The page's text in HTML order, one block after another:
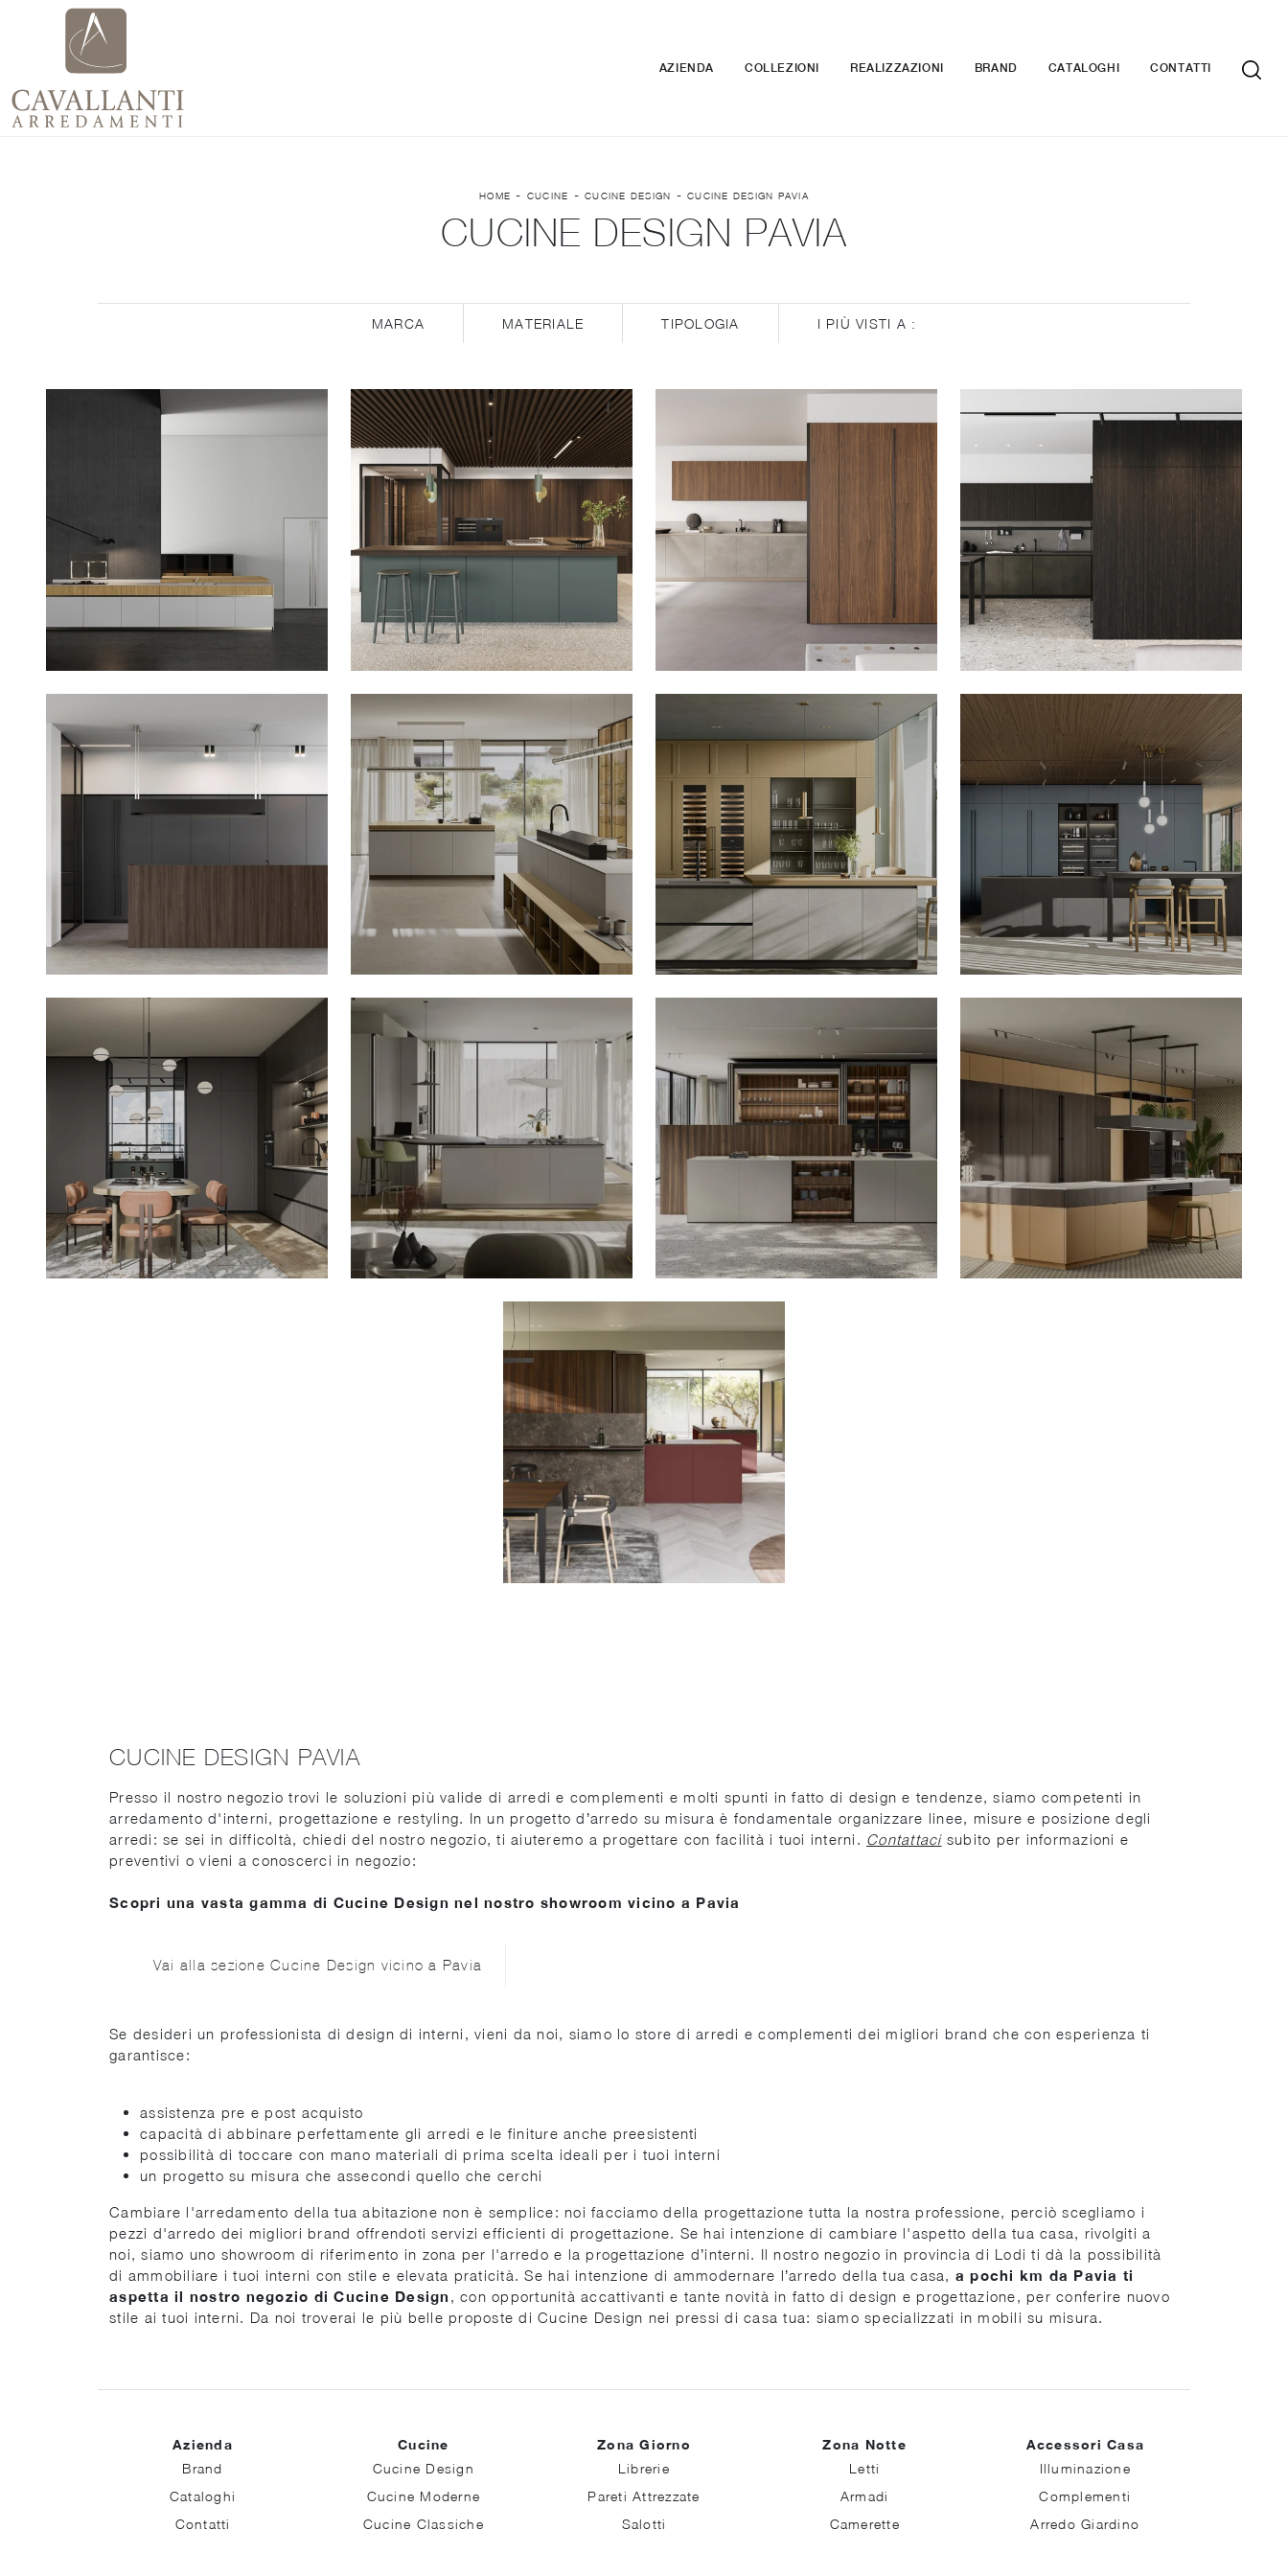
AZIENDA COLLEZIONI REALIZZAZIONI BRAND CATALOGHI CONTATTI
HOME - CUCINE -CUCINE DESIGN -CUCINE DESIGN PAVIA
CUCINE DESIGN PAVIA
MARCA MATERIALE TIPOLOGIA I PIÙ VISTI A :
CUCINE DESIGN PAVIA
Presso il nostro negozio trovi le soluzioni più valide di arredi e complementi e molti spunti in fatto di design e tendenze, siamo competenti in
arredamento d'interni, progettazione e restyling. In un progetto d’arredo su misura è fondamentale organizzare linee, misure e posizione degli
arredi: se sei in difficoltà, chiedi del nostro negozio, ti aiuteremo a progettare con facilità i tuoi interni. Contattacisubito per informazioni e
preventivi o vieni a conoscerci in negozio:
Scopri una vasta gamma di Cucine Design nel nostro showroom vicino a Pavia
Vai alla sezione Cucine Design vicino a Pavia
Se desideri un professionista di design di interni, vieni da noi, siamo lo store di arredi e complementi dei migliori brand che con esperienza ti
garantisce:
assistenza pre e post acquisto
capacità di abbinare perfettamente gli arredi e le finiture anche preesistenti
possibilità di toccare con mano materiali di prima scelta ideali per i tuoi interni
un progetto su misura che assecondi quello che cerchi
Cambiare l'arredamento della tua abitazione non è semplice: noi facciamo della progettazione tutta la nostra professione, perciò scegliamo i
pezzi d'arredo dei migliori brand offrendoti servizi efficienti di progettazione. Se hai intenzione di cambiare l'aspetto della tua casa, rivolgiti a
noi, siamo uno showroom di riferimento in zona per l'arredo e la progettazione d’interni. Il nostro negozio in provincia di Lodi ti dà la possibilità
di ammobiliare i tuoi interni con stile e elevata praticità. Se hai intenzione di ammodernare l’arredo della tua casa, a pochi km da Pavia ti
aspetta il nostro negozio di Cucine Design , con opportunità accattivanti e tante novità in fatto di design e progettazione, per conferire nuovo
stile ai tuoi interni. Da noi troverai le più belle proposte di Cucine Design nei pressi di casa tua: siamo specializzati in mobili su misura.
Azienda
Brand
Cataloghi
Contatti
Cucine
Cucine Design
Cucine Moderne
Cucine Classiche
Zona Giorno
Librerie
Pareti Attrezzate
Salotti
Zona Notte
Letti
Armadi
Camerette
Accessori Casa
Illuminazione
Complementi
Arredo Giardino